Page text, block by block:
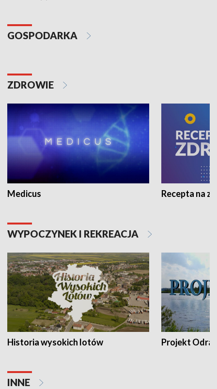
GOSPODARKA
ZDROWIE
Medicus Recepta na
WYPOCZYNEK I REKREACJA
Historia wysokich lotów Projekt Odra
INNE